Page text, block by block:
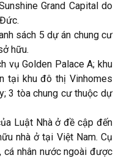
Grand Capital do
sách 5 dự án chung cư
hữu.
vụ Golden Palace A; khu
tại khu đô thị Vinhomes
3 tòa chung cư thuộc dự
Luật Nhà ở đề cập đến
nhà ở tại Việt Nam. Cụ
nhân nước ngoài được